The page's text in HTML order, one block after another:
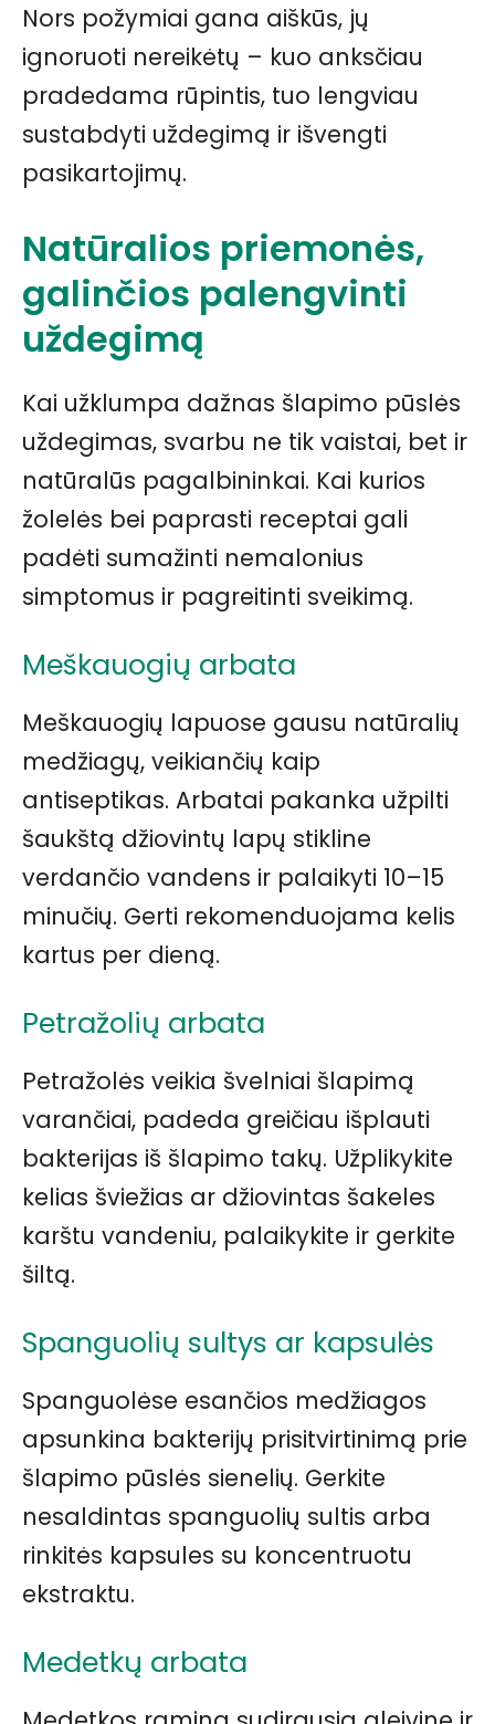
Nors požymiai gana aiškūs, jų
ignoruoti nereikėtų – kuo anksčiau
pradedama rūpintis, tuo lengviau
sustabdyti uždegimą ir išvengti
pasikartojimų.
Natūralios priemonės,
galinčios palengvinti
uždegimą
Kai užklumpa dažnas šlapimo pūslės
uždegimas, svarbu ne tik vaistai, bet ir
natūralūs pagalbininkai. Kai kurios
žolelės bei paprasti receptai gali
padėti sumažinti nemalonius
simptomus ir pagreitinti sveikimą.
Meškauogių arbata
Meškauogių lapuose gausu natūralių
medžiagų, veikiančių kaip
antiseptikas. Arbatai pakanka užpilti
šaukštą džiovintų lapų stikline
verdančio vandens ir palaikyti 10–15
minučių. Gerti rekomenduojama kelis
kartus per dieną.
Petražolių arbata
Petražolės veikia švelniai šlapimą
varančiai, padeda greičiau išplauti
bakterijas iš šlapimo takų. Užplikykite
kelias šviežias ar džiovintas šakeles
karštu vandeniu, palaikykite ir gerkite
šiltą.
Spanguolių sultys ar kapsulės
Spanguolėse esančios medžiagos
apsunkina bakterijų prisitvirtinimą prie
šlapimo pūslės sienelių. Gerkite
nesaldintas spanguolių sultis arba
rinkitės kapsules su koncentruotu
ekstraktu.
Medetkų arbata